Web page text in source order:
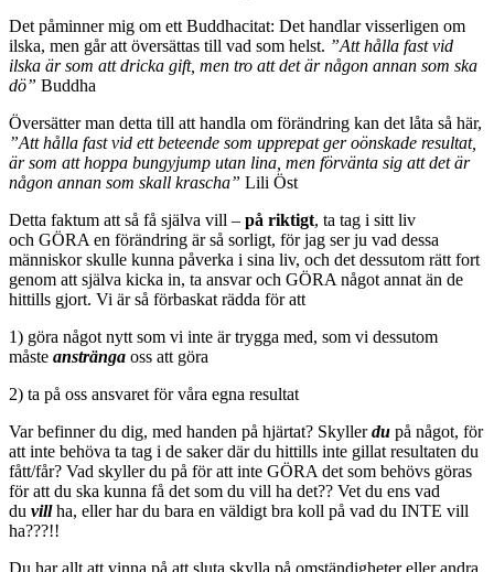
Det påminner mig om ett Buddhacitat: Det handlar visserligen om
ilska, men går att översättas till vad som helst. ”Att hålla fast vid
ilska är som att dricka gift, men tro att det är någon annan som ska
dö” Buddha
Översätter man detta till att handla om förändring kan det låta så här,
”Att hålla fast vid ett beteende som upprepat ger oönskade resultat,
är som att hoppa bungyjump utan lina, men förvänta sig att det är
någon annan som skall krascha” Lili Öst
Detta faktum att så få själva vill – på riktigt, ta tag i sitt liv
och GÖRA en förändring är så sorligt, för jag ser ju vad dessa
människor skulle kunna påverka i sina liv, och det dessutom rätt fort
genom att själva kicka in, ta ansvar och GÖRA något annat än de
hittills gjort. Vi är så förbaskat rädda för att
1) göra något nytt som vi inte är trygga med, som vi dessutom
måste anstränga oss att göra
2) ta på oss ansvaret för våra egna resultat
Var befinner du dig, med handen på hjärtat? Skyllerdu på något, för
att inte behöva ta tag i de saker där du hittills inte gillat resultaten du
fått/får? Vad skyller du på för att inte GÖRA det som behövs göras
för att du ska kunna få det som du vill ha det?? Vet du ens vad
du villha, eller har du bara en väldigt bra koll på vad du INTE vill
ha???!!